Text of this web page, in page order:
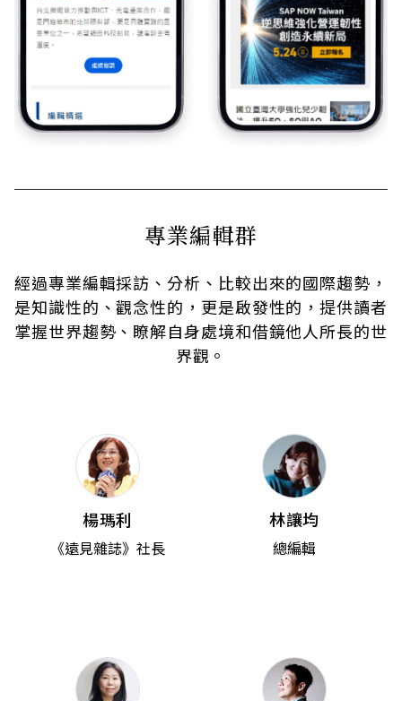
專業編輯群
經過專業編輯採訪、分析、比較出來的國際趨勢，
是知識性的、觀念性的，更是啟發性的，提供讀者
掌握世界趨勢、瞭解自身處境和借鏡他人所長的世
界觀。
楊瑪利
《遠見雜誌》社長
林讓均
總編輯